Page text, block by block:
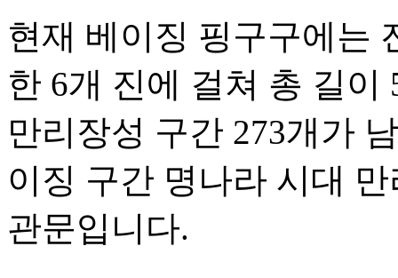
현재 베이징 핑구구에는
한 6개 진에 걸쳐 총 길이
만리장성 구간 273개가
이징 구간 명나라 시대
관문입니다.